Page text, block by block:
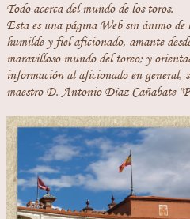
Todo acerca del mundo de los toros.
Esta es una página Web sin ánimo
humilde y fiel aficionado, amante
maravilloso mundo del toreo; y
información al aficionado en general,
maestro D. Antonio Díaz Cañabate